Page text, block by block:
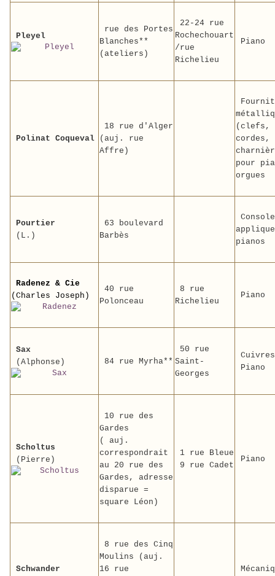
Pleyel
rue des Portes
Blanches**
(ateliers)
22-24 rue
Rochechouart
/rue
Richelieu
Piano
Polinat Coqueval
18 rue d'Alger
(auj. rue
Affre)
(clefs,
cordes,
pour
orgues
Pourtier
(L.)
63 boulevard
Barbès
pianos
Radenez & Cie
(Charles Joseph)
40 rue
Polonceau
8 rue
Richelieu
Piano
Sax
(Alphonse)
84 rue Myrha**
50 rue
Saint-
Georges
Cuivres
Piano
Scholtus
(Pierre)
10 rue des
Gardes
( auj.
correspondrait
au 20 rue des
Gardes, adresse
disparue =
square Léon)
1 rue Bleue
9 rue Cadet
Piano
Schwander
8 rue des Cinq
Moulins (auj.
16 rue